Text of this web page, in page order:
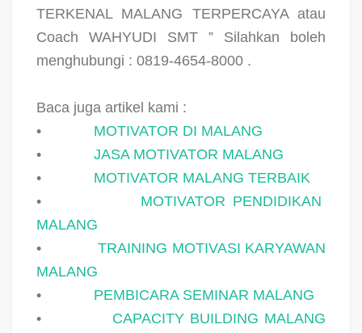
TERKENAL MALANG TERPERCAYA atau
Coach WAHYUDI SMT ” Silahkan boleh
menghubungi : 0819-4654-8000 .
Baca juga artikel kami :
•
MOTIVATOR DI MALANG
•
JASA MOTIVATOR MALANG
•
MOTIVATOR MALANG TERBAIK
•
MOTIVATOR PENDIDIKAN
MALANG
•
TRAINING MOTIVASI KARYAWAN
MALANG
•
PEMBICARA SEMINAR MALANG
•
CAPACITY BUILDING MALANG